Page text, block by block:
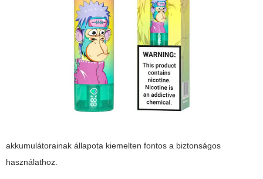
akkumulátorainak állapota kiemelten fontos a biztonságos
használathoz.